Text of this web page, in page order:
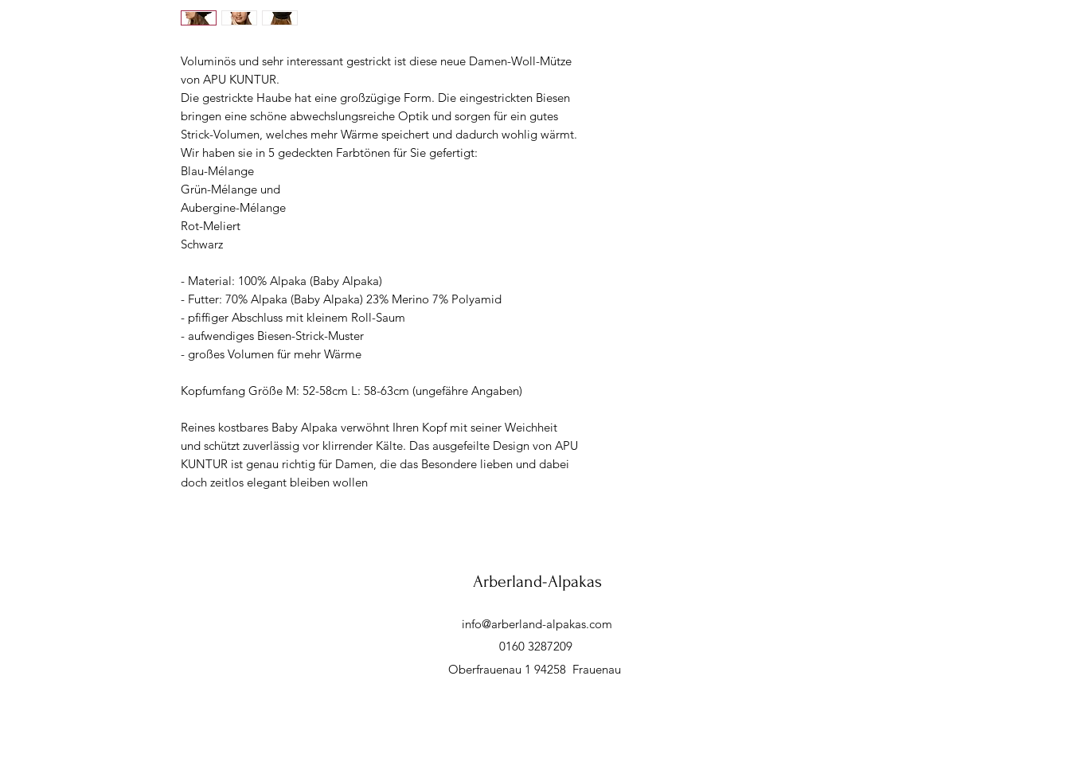
Voluminös und sehr interessant gestrickt ist diese neue Damen-Woll-Mütze
von APU KUNTUR.
Die gestrickte Haube hat eine großzügige Form. Die eingestrickten Biesen
bringen eine schöne abwechslungsreiche Optik und sorgen für ein gutes
Strick-Volumen, welches mehr Wärme speichert und dadurch wohlig wärmt.
Wir haben sie in 5 gedeckten Farbtönen für Sie gefertigt:
Blau-Mélange
Grün-Mélange und
Aubergine-Mélange
Rot-Meliert
Schwarz
- Material: 100% Alpaka (Baby Alpaka)
- Futter: 70% Alpaka (Baby Alpaka) 23% Merino 7% Polyamid
- pfiffiger Abschluss mit kleinem Roll-Saum
- aufwendiges Biesen-Strick-Muster
- großes Volumen für mehr Wärme
Kopfumfang Größe M: 52-58cm L: 58-63cm (ungefähre Angaben)
Reines kostbares Baby Alpaka verwöhnt Ihren Kopf mit seiner Weichheit
und schützt zuverlässig vor klirrender Kälte. Das ausgefeilte Design von APU
KUNTUR ist genau richtig für Damen, die das Besondere lieben und dabei
doch zeitlos elegant bleiben wollen
Arberland-Alpakas
info@arberland-alpakas.com
0160 3287209
Oberfrauenau 1 94258 Frauenau